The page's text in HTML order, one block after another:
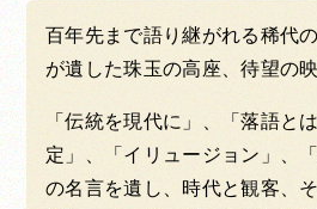
百年先まで語り継がれる稀代
が遺した珠玉の高座、待望の映
「伝統を現代に」、「落語と
定」、「イリュージョン」、
の名言を遺し、時代と観客、